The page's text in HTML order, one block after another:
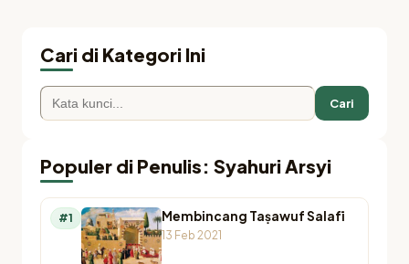
Cari di Kategori Ini
Cari
Populer di Penulis: Syahuri Arsyi
#1 Membincang Taṣawuf Salafī
13 Feb 2021